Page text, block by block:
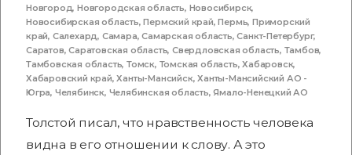
Новгород,Новгородская область, Новосибирск,
Новосибирская область,Пермский край,Пермь,Приморский
край, Салехард, Самара,Самарская область,Санкт-Петербург,
Саратов,Саратовская область,Свердловская область, Тамбов,
Тамбовская область,Томск, Томская область,Хабаровск,
Хабаровский край,Ханты-Мансийск,Ханты-Мансийский АО -
Югра, Челябинск, Челябинская область,Ямало-Ненецкий АО
Толстой писал, что нравственность человека
видна в его отношении к слову. А это